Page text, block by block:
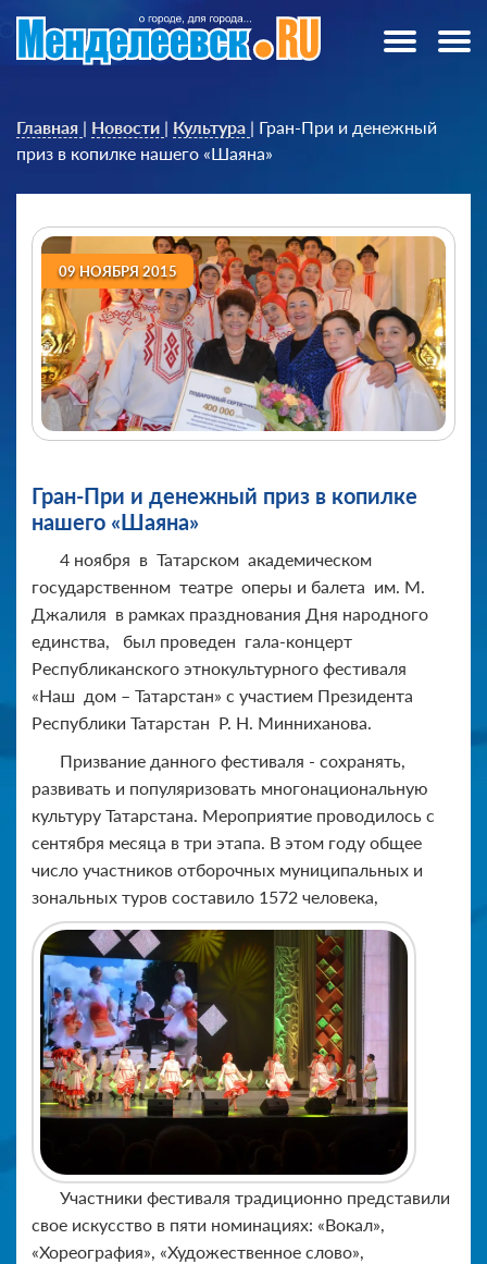
Главная | Новости | Культура | Гран-При и денежный
приз в копилке нашего «Шаяна»
09 НОЯБРЯ 2015
Гран-При и денежный приз в копилке
нашего «Шаяна»
4 ноября в Татарском академическом
государственном театре оперы и балета им. М.
Джалиля в рамках празднования Дня народного
единства,
был проведен гала-концерт
Республиканского этнокультурного фестиваля
«Наш дом – Татарстан» с участием Президента
Республики Татарстан Р. Н. Минниханова.
Призвание данного фестиваля - сохранять,
развивать и популяризовать многонациональную
культуру Татарстана. Мероприятие проводилось с
сентября месяца в три этапа. В этом году общее
число участников отборочных муниципальных и
зональных туров составило 1572 человека,
Участники фестиваля традиционно представили
свое искусство в пяти номинациях: «Вокал»,
«Хореография», «Художественное слово»,